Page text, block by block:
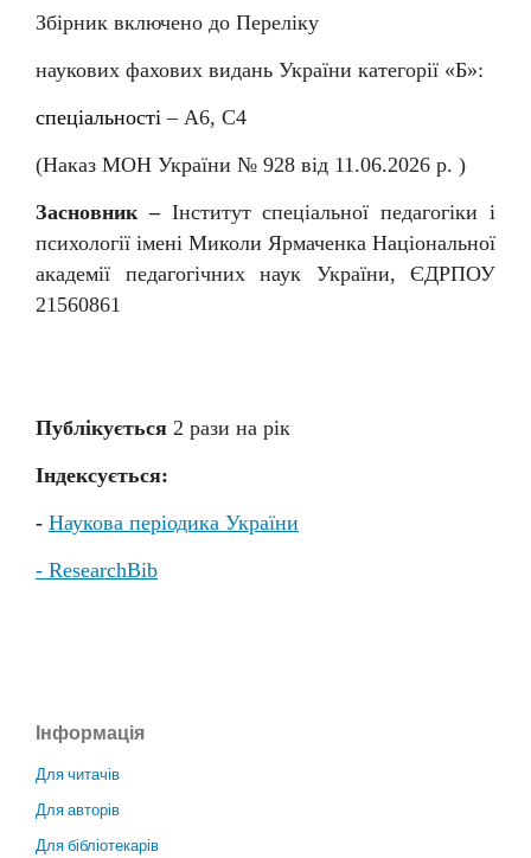
Збірник включено до Переліку
наукових фахових видань України категорії «Б»:
спеціальності–А6, С4
(Наказ МОН України № 928 від 11 .06.2026 р. )
Засновник – Інститут спеціальної педагогіки і
психології імені Миколи Ярмаченка Національної
академії педагогічних наук України, ЄДРПОУ
21560861
Публікується 2 рази на рік
Індексується:
- Наукова періодика України
- ResearchBib
Інформація
Для читачів
Для авторів
Для бібліотекарів